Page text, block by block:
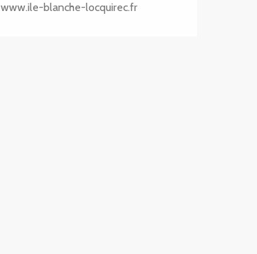
www.ile-blanche-locquirec.fr